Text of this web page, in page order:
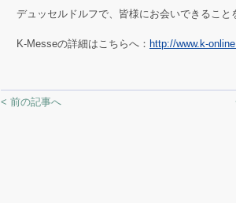
デュッセルドルフで、皆様にお会いできること
K-Messeの詳細はこちらへ： http://www.k-
< 前の記事へ